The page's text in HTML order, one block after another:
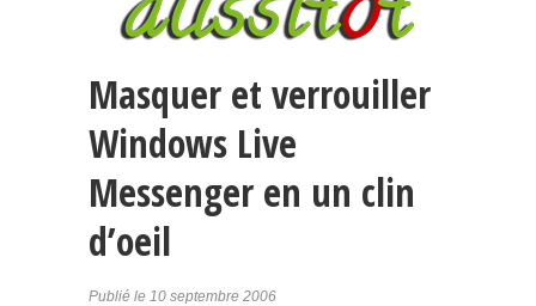
Masquer et verrouiller
Windows Live
Messenger en un clin
d’oeil
Publié le 10 septembre 2006